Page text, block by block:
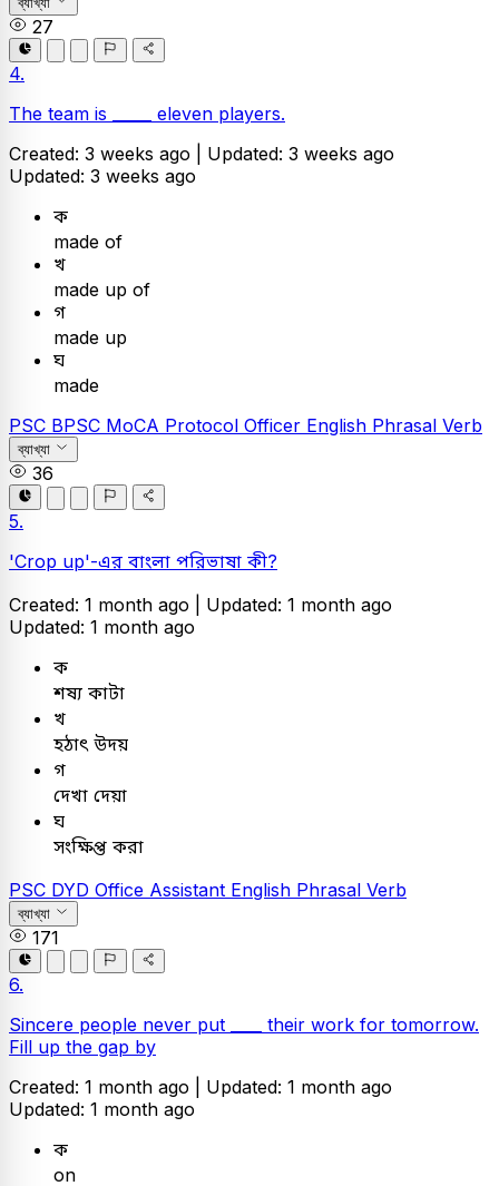
27
4.
The team is _____ eleven players.
Created: 3 weeks ago | Updated: 3 weeks ago
Updated: 3 weeks ago
ক
made of
খ
made up of
গ
made up
ঘ
made
PSC BPSC MoCA Protocol Officer English Phrasal Verb
ব্যাখ্যা
36
5.
'Crop up'-এর বাংলা পরিভাষা কী?
Created: 1 month ago | Updated: 1 month ago
Updated: 1 month ago
ক
শষ্য কাটা
খ
হঠাৎ উদয়
গ
দেখা দেয়া
ঘ
সংক্ষিপ্ত করা
PSC DYD Office Assistant English Phrasal Verb
ব্যাখ্যা
171
6.
Sincere people never put ____ their work for tomorrow.
Fill up the gap by
Created: 1 month ago | Updated: 1 month ago
Updated: 1 month ago
ক
on